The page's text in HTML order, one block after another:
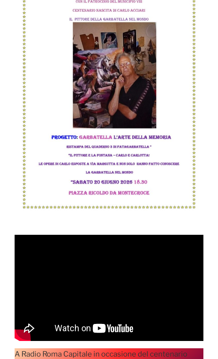
A Radio Roma Capitale in occasione del centenario